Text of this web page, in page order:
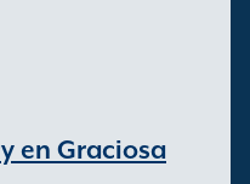
en Graciosa